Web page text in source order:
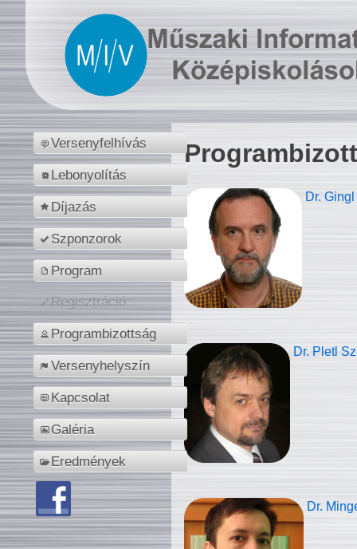
Versenyfelhívás
Lebonyolítás
Díjazás
Szponzorok
Program
Regisztráció
Programbizottság
Versenyhelyszín
Kapcsolat
Galéria
Eredmények
Dr.
Dr. Pletl
Dr.